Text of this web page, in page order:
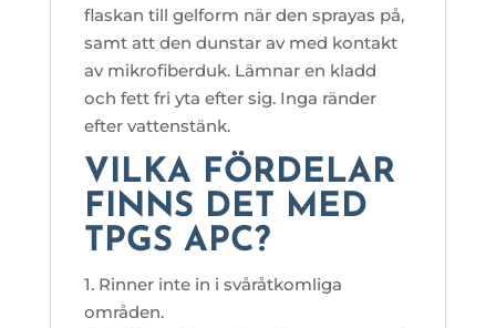
flaskan till gelform när den sprayas på,
samt att den dunstar av med kontakt
av mikrofiberduk. Lämnar en kladd
och fett fri yta efter sig. Inga ränder
efter vattenstänk.
VILKA FÖRDELAR
FINNS DET MED
TPGS APC?
1. Rinner inte in i svåråtkomliga
områden.